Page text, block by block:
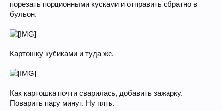
порезать порционными кусками и отправить обратно в
бульон.
Картошку кубиками и туда же.
Как картошка почти сварилась, добавить зажарку.
Поварить пару минут. Ну пять.